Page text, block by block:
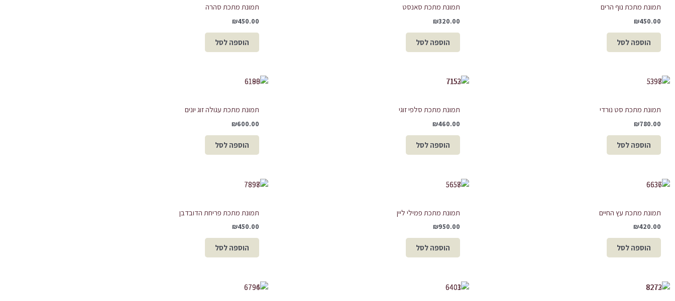
תמונת מתכת נוף הרים
₪450.00
הוספה לסל
תמונת מתכת סאנסט
₪320.00
הוספה לסל
תמונת מתכת סהרה
₪450.00
הוספה לסל
תמונת מתכת סט נורדי
₪780.00
הוספה לסל
תמונת מתכת סלפי זוגי
₪460.00
הוספה לסל
תמונת מתכת עגולה זוג יונים
₪600.00
הוספה לסל
תמונת מתכת עץ החיים
₪420.00
הוספה לסל
תמונת מתכת פמילי ליין
₪950.00
הוספה לסל
תמונת מתכת פריחת הדובדבן
₪450.00
הוספה לסל